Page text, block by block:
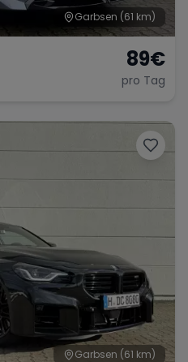
Garbsen (61 km)
89€
pro Tag
Garbsen (61 km)